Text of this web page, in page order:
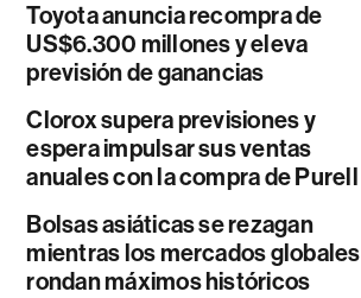
Toyota anuncia recompra de
US$6.300 millones y eleva
previsión de ganancias
Clorox supera previsiones y
espera impulsar sus ventas
anuales con la compra de Purell
Bolsas asiáticas se rezagan
mientras los mercados globales
rondan máximos históricos